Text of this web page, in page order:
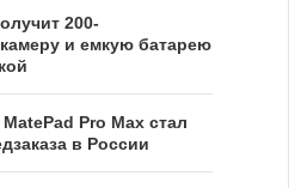
200-
и емкую батарею
Pro Max стал
в России